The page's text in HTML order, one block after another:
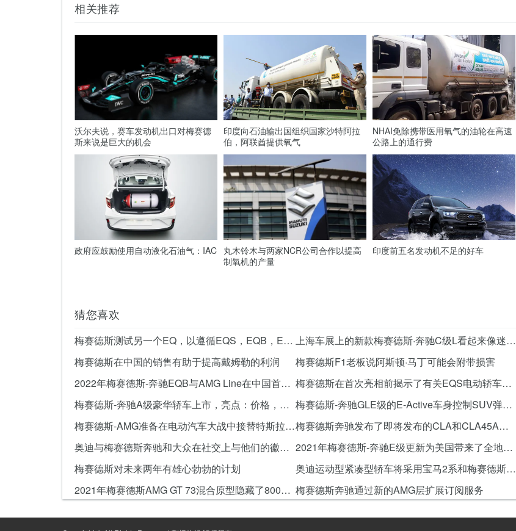
相关推荐
沃尔夫说，赛车发动机出口对梅赛德
斯来说是巨大的机会
印度向石油输出国组织国家沙特阿拉
伯，阿联酋提供氧气
NHAI免除携带医用氧气的油轮在高速
公路上的通行费
政府应鼓励使用自动液化石油气：IAC 丸木铃木与两家NCR公司合作以提高
制氧机的产量
印度前五名发动机不足的好车
猜您喜欢
梅赛德斯测试另一个EQ，以遵循EQS，EQB，EQC和EQT
上海车展上的新款梅赛德斯·奔驰C级L看起来像迷你迈巴赫
梅赛德斯在中国的销售有助于提高戴姆勒的利润
梅赛德斯F1老板说阿斯顿·马丁可能会附带损害
2022年梅赛德斯-奔驰EQB与AMG Line在中国首次亮相
梅赛德斯在首次亮相前揭示了有关EQS电动轿车的更多细节
梅赛德斯-奔驰A级豪华轿车上市，亮点：价格，规格等
梅赛德斯-奔驰GLE级的E-Active车身控制SUV弹跳功能从选件列表中弹回
梅赛德斯-AMG准备在电动汽车大战中接替特斯拉和保时捷
梅赛德斯奔驰发布了即将发布的CLA和CLA45AMG的第一张官方谍照
奥迪与梅赛德斯奔驰和大众在社交上与他们的徽标保持距离
2021年梅赛德斯-奔驰E级更新为美国带来了全地形和PHEV车型
梅赛德斯对未来两年有雄心勃勃的计划
奥迪运动型紧凑型轿车将采用宝马2系和梅赛德斯AMG A级
2021年梅赛德斯AMG GT 73混合原型隐藏了800多个马力 梅赛德斯奔驰通过新的AMG层扩展订阅服务